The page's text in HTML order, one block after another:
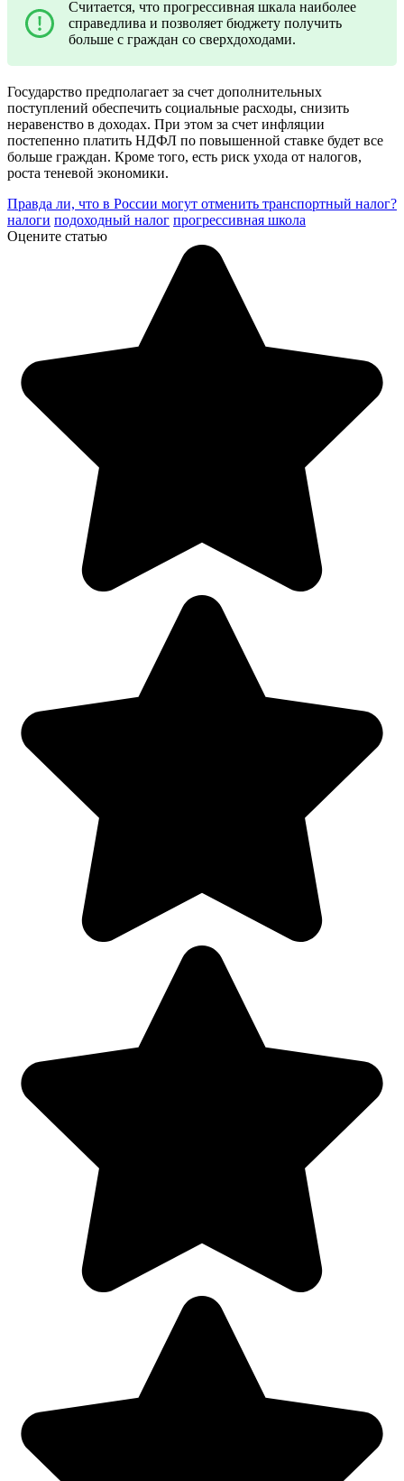
Считается, что прогрессивная шкала наиболее
справедлива и позволяет бюджету получить
больше с граждан со сверхдоходами.
Государство предполагает за счет дополнительных
поступлений обеспечить социальные расходы, снизить
неравенство в доходах. При этом за счет инфляции
постепенно платить НДФЛ по повышенной ставке будет все
больше граждан. Кроме того, есть риск ухода от налогов,
роста теневой экономики.
Правда ли, что в России могут отменить транспортный налог?
налоги подоходный налог прогрессивная школа
Оцените статью